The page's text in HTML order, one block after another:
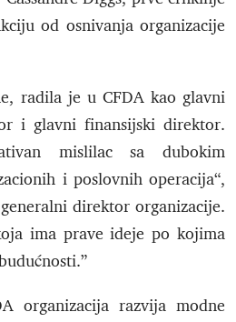
od osnivanja organizacije
radila je u CFDA kao glavni
i glavni finansijski direktor.
mislilac sa dubokim
i poslovnih operacija“,
direktor organizacije.
ima prave ideje po kojima
organizacija razvija modne